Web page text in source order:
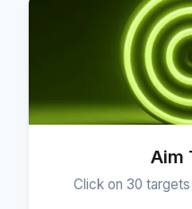
Aim
Click on 30